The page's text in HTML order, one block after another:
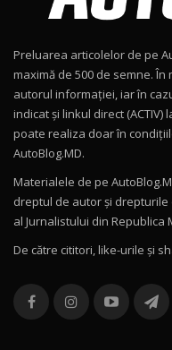
15:22
Drive
16:27
11
Noul
12
Noul
16:48
13
36:08
Preluarea articolelor de pe
maximă de 500 de semne.
autorul informației, iar în
indicat și linkul direct
poate realiza doar în
AutoBlog.MD.
Materialele de pe
dreptul de autor și drepturile
al Jurnalistului din Republica
De către cititori, like-urile şi